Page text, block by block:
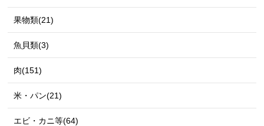
果物類(21)
魚貝類(3)
肉(151)
米・パン(21)
エビ・カニ等(64)